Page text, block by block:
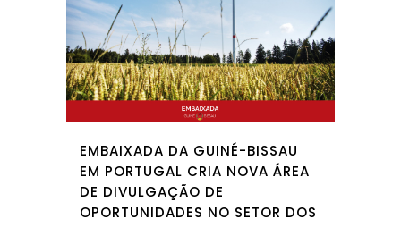
EMBAIXADA DA GUINÉ-BISSAU
EM PORTUGAL CRIA NOVA ÁREA
DE DIVULGAÇÃO DE
OPORTUNIDADES NO SETOR DOS